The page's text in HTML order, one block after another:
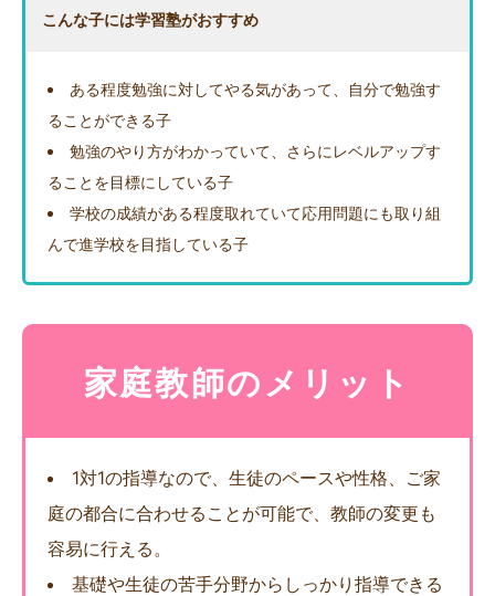
こんな子には学習塾がおすすめ
ある程度勉強に対してやる気があって、自分で勉強す
ることができる子
勉強のやり方がわかっていて、さらにレベルアップす
ることを目標にしている子
学校の成績がある程度取れていて応用問題にも取り組
んで進学校を目指している子
家庭教師のメリット
1対1の指導なので、生徒のペースや性格、ご家
庭の都合に合わせることが可能で、教師の変更も
容易に行える。
基礎や生徒の苦手分野からしっかり指導できる